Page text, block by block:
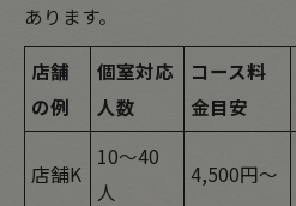
あります。
店舗
の例
個室対応
人数
コース料
金目安
店舗K
10～40
人
4,500円～